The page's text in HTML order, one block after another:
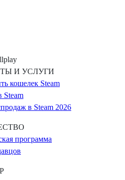
И УСЛУГИ
кошелек Steam
Steam
в Steam 2026
программа